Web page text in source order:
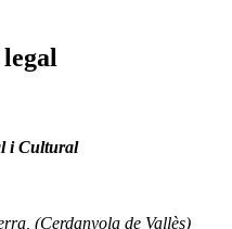
i Cultural
(Cerdanyola de Vallès)